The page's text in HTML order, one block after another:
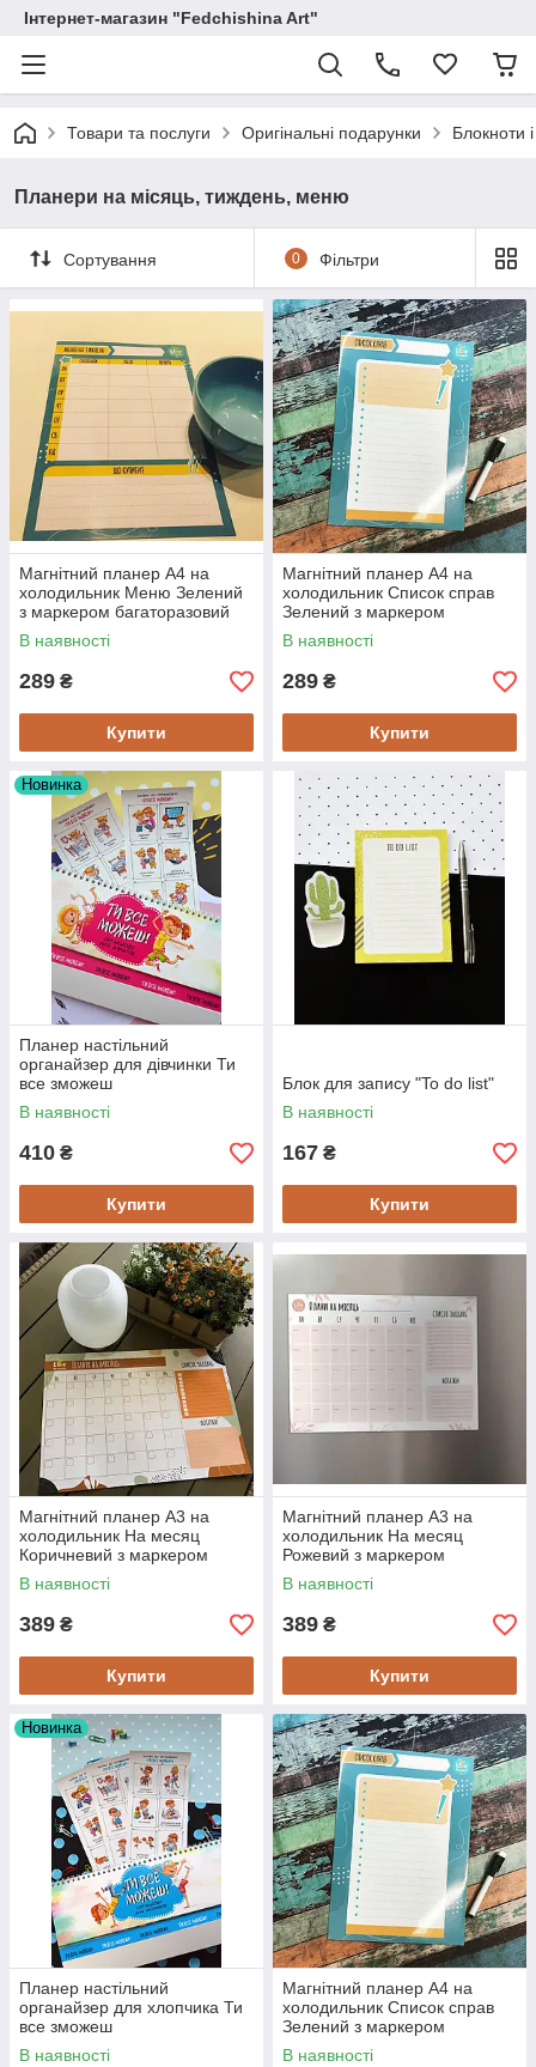
Інтернет-магазин "Fedchishina Art"
Товари та послуги Оригінальні подарунки Блокноти
Планери на місяць, тиждень, меню
Сортування 0 Фільтри
Магнітний планер А4 на
холодильник Меню Зелений
з маркером багаторазовий
В наявності
289 ₴
Купити
Магнітний планер А4 на
холодильник Список справ
Зелений з маркером
багаторазовий
В наявності
289 ₴
Купити
Новинка
Планер настільний
органайзер для дівчинки Ти
все зможеш
В наявності
410 ₴
Купити
Блок для запису "To do list"
В наявності
167 ₴
Купити
Магнітний планер А3 на
холодильник На месяц
Коричневий з маркером
багаторазовий
В наявності
389 ₴
Купити
Магнітний планер А3 на
холодильник На месяц
Рожевий з маркером
багаторазовий
В наявності
389 ₴
Купити
Новинка
Планер настільний
органайзер для хлопчика Ти
все зможеш
В наявності
Магнітний планер А4 на
холодильник Список справ
Зелений з маркером
багаторазовий
В наявності